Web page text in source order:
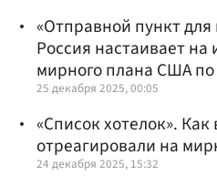
«Отправной пункт для
Россия настаивает
мирного плана США
25 декабря 2025, 00:05
«Список хотелок». Как
отреагировали на
24 декабря 2025, 15:32